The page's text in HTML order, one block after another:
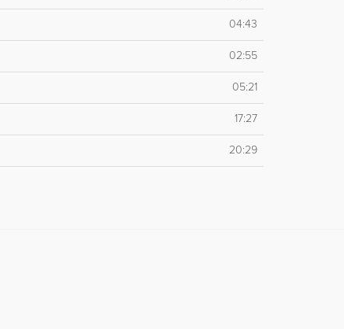
04:43
02:55
05:21
17:27
20:29